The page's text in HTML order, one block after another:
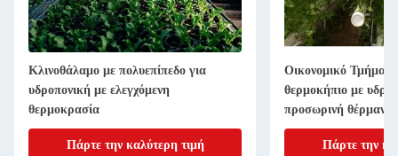
Κλινοθάλαμο με πολυεπίπεδο για
υδροπονική με ελεγχόμενη
θερμοκρασία
Πάρτε την καλύτερη τιμή
Οικονομικό Τμήμα
θερμοκήπιο με
προσωρινή
Πάρτε την